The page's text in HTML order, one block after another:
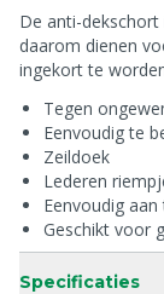
De anti-
daarom dienen
ingekort te
Tegen
Eenvoudig te
Zeildoek
Lederen
Eenvoudig
Geschikt voor
Specificaties